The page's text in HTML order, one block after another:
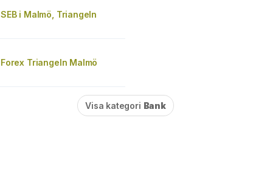
SEB i Malmö, Triangeln
Forex Triangeln Malmö
Visa kategori Bank